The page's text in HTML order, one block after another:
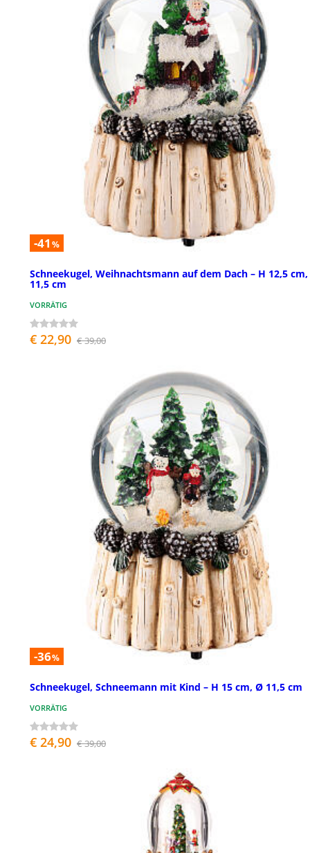
-41 %
Schneekugel, Weihnachtsmann auf dem Dach – H 12,5
11,5 cm
VORRÄTIG
€ 22,90 € 39,00
-36%
Schneekugel, Schneemann mit Kind – H 15 cm, Ø 11,5 cm
VORRÄTIG
€ 24,90 € 39,00